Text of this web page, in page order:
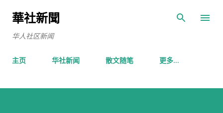
華社新聞
华人社区新闻
主页 华社新闻 散文随笔 更多…